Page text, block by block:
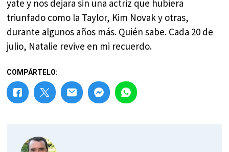
yate y nos dejara sin una actriz que hubiera
triunfado como la Taylor, Kim Novak y otras,
durante algunos años más. Quién sabe. Cada 20 de
julio, Natalie revive en mi recuerdo.
COMPÁRTELO: